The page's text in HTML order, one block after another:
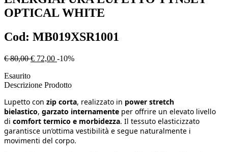
OPTICAL WHITE
Cod: MB019XSR1001
€ 80,00 € 72,00 -10%
Esaurito
Descrizione Prodotto
Lupetto con zip corta, realizzato in power stretch
bielastico, garzato internamente per offrire un elevato livello
di comfort termico e morbidezza. Il tessuto elasticizzato
garantisce un’ottima vestibilità e segue naturalmente i
movimenti del corpo.